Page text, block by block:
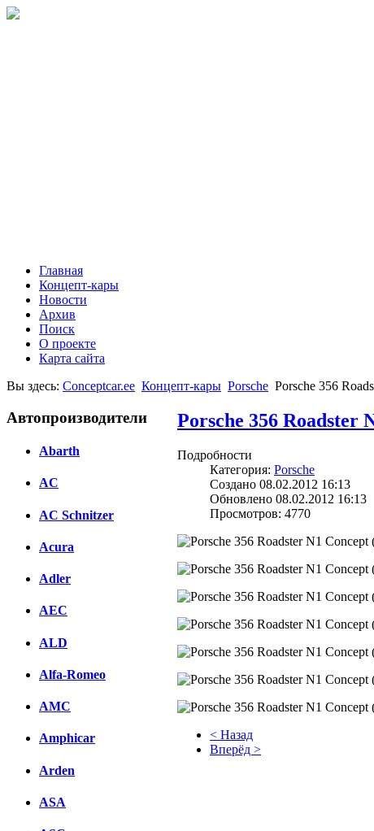
Главная
Концепт-кары
Новости
Архив
Поиск
О проекте
Карта сайта
Вы здесь: Conceptcar.ee Концепт-кары Porsche Porsche 356
Автопроизводители
Abarth
AC
AC Schnitzer
Acura
Adler
AEC
ALD
Alfa-Romeo
AMC
Amphicar
Arden
ASA
Porsche 356 Roadster
Подробности
Категория: Porsche
Создано 08.02.2012 16:13
Обновлено 08.02.2012 16:13
Просмотров: 4770
< Назад
Вперёд >